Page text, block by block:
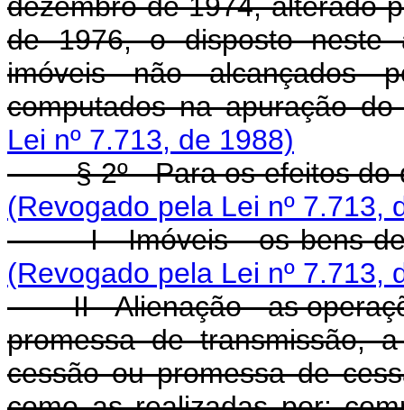
de 1976, o disposto neste
imóveis não alcançados
computados na apuração
Lei nº 7.713, de 1988)
§ 2º - Para os efeitos do
(Revogado pela Lei nº 7.713,
I - Imóveis - os bens
(Revogado pela Lei nº 7.713,
II - Alienação - as
promessa de transmissão,
cessão ou promessa de